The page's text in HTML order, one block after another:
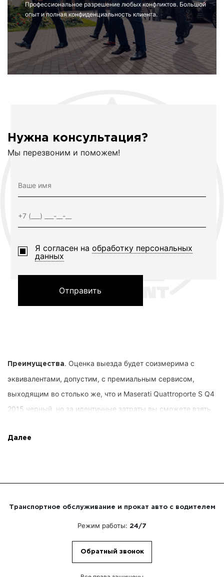
Профессиональное разрешение любых конфликтов. Большой
опыт и полная конфиденциальность клиента.
Нужна консультация?
Мы перезвоним и поможем!
Я согласен на обработку персональных
данных
Отправить
Преимущества. Оценка выезда будет соизмерима с
эквивалентами, допустим, с премиальным сервисом,
выходящим во столько же, что и Maserati Quattroporte S Q4
2015 черный, но за идентичные затраты вы сможете взять
траекторию автодвижения и разнотипные бонусы от Right
предельное распоряжение заказом.
требуется независимо рулить автомашиной. Вы получите
возможность заниматься актуальными задачами или
станут виртуозы, отлично изучившие первопрестольную,
Далее
Транспортное обслуживание и прокат авто с водителем
Режим работы: 24/7
Обратный звонок